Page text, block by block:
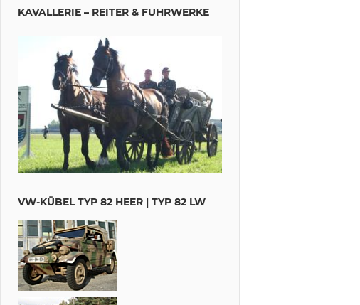
KAVALLERIE – REITER & FUHRWERKE
VW-KÜBEL TYP 82 HEER | TYP 82 LW